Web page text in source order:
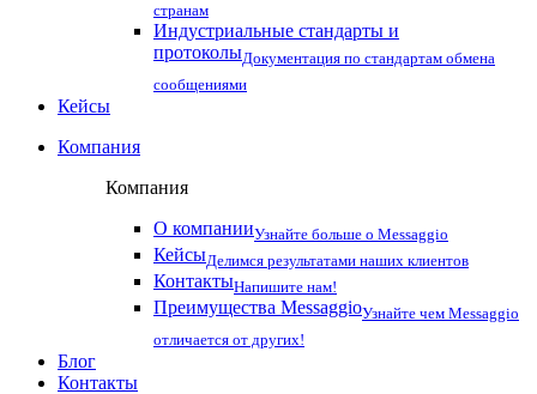
странам
Индустриальные стандарты и
протоколыДокументация по стандартам обмена
сообщениями
Кейсы
Компания
Компания
О компанииУзнайте больше о Messaggio
КейсыДелимся результатами наших клиентов
КонтактыНапишите нам!
Преимущества MessaggioУзнайте чем Messaggio
отличается от других!
Блог
Контакты